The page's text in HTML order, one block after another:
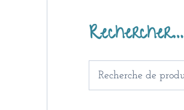
Rechercher…
Recherche